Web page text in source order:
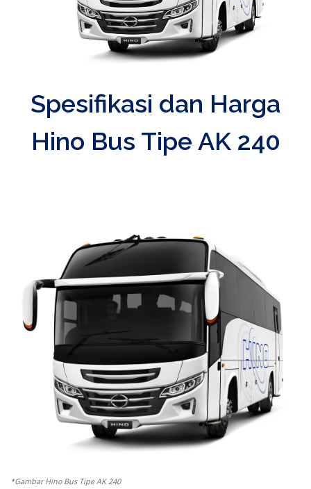
Spesifikasi dan Harga
Hino Bus Tipe AK 240
*Gambar Hino Bus Tipe AK 240